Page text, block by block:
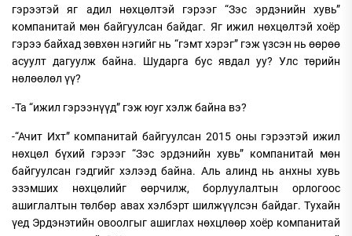
гэрээтэй яг адил нөхцөлтэй гэрээг “Зэс эрдэнийн хувь”
компанитай мөн байгуулсан байдаг. Яг ижил нөхцөлтэй хоёр
гэрээ байхад зөвхөн нэгийг нь “гэмт хэрэг” гэж үзсэн нь өөрөө
асуулт дагуулж байна. Шударга бус явдал уу? Улс төрийн
нөлөөлөл үү?
-Та “ижил гэрээнүүд” гэж юуг хэлж байна вэ?
-“Ачит Ихт” компанитай байгуулсан 2015 оны гэрээтэй ижил
нөхцөл бүхий гэрээг “Зэс эрдэнийн хувь” компанитай мөн
байгуулсан гэдгийг хэлээд байна. Аль алинд нь анхны хувь
эзэмших нөхцөлийг өөрчилж, борлуулалтын орлогоос
ашиглалтын төлбөр авах хэлбэрт шилжүүлсэн байдаг. Тухайн
үед Эрдэнэтийн овоолгыг ашиглах нөхцлөөр хоёр компанитай